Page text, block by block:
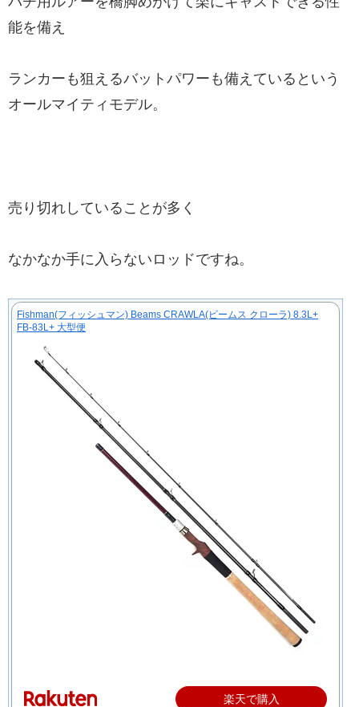
能を備え
ランカーも狙えるバットパワーも備えているという
オールマイティモデル。
売り切れしていることが多く
なかなか手に入らないロッドですね。
Fishman(フィッシュマン) Beams CRAWLA(ビームス クローラ) 8.3L+
FB-83L+ 大型便
楽天で購入